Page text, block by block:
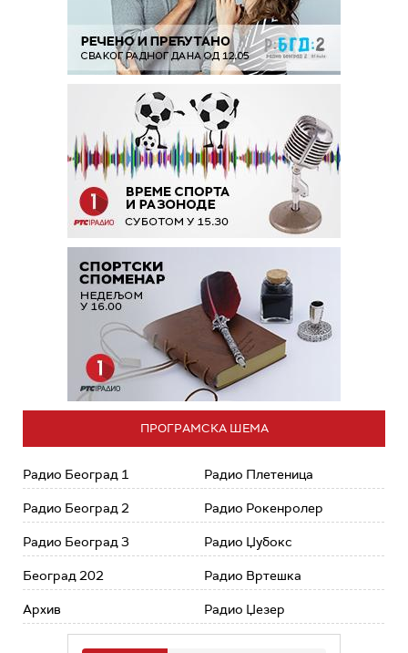
ПРОГРАМСКА ШЕМА
Радио Београд 1
Радио Београд 2
Радио Београд 3
Београд 202
Архив
Радио Плетеница
Радио Рокенролер
Радио Џубокс
Радио Вртешка
Радио Џезер